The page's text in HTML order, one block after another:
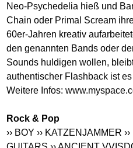
Neo-Psychedelia hieß und
Chain oder Primal Scream
60er-Jahren kreativ
den genannten Bands oder
Sounds huldigen wollen,
authentischer Flashback ist
Weitere Infos:
Rock & Pop
›› BOY ›› KATZENJAMMER